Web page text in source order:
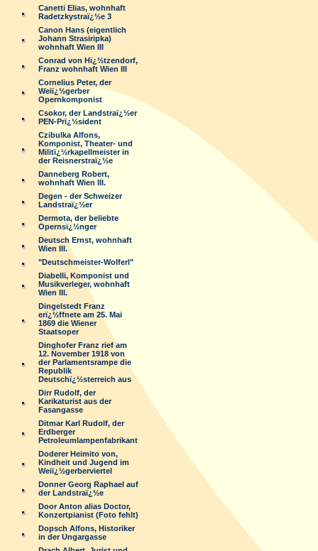
Canetti Elias, wohnhaft
Radetzkystraï¿½e 3
Canon Hans (eigentlich
Johann Strasiripka)
wohnhaft Wien III
Conrad von Hï¿½tzendorf,
Franz wohnhaft Wien III
Cornelius Peter, der
Weiï¿½gerber
Opernkomponist
Csokor, der Landstraï¿½er
PEN-Prï¿½sident
Czibulka Alfons,
Komponist, Theater- und
Militï¿½rkapellmeister in
der Reisnerstraï¿½e
Danneberg Robert,
wohnhaft Wien III.
Degen - der Schweizer
Landstraï¿½er
Dermota, der beliebte
Opernsï¿½nger
Deutsch Ernst, wohnhaft
Wien III.
"Deutschmeister-Wolferl"
Diabelli, Komponist und
Musikverleger, wohnhaft
Wien III.
Dingelstedt Franz
erï¿½ffnete am 25. Mai
1869 die Wiener
Staatsoper
Dinghofer Franz rief am
12. November 1918 von
der Parlamentsrampe die
Republik
Deutschï¿½sterreich aus
Dirr Rudolf, der
Karikaturist aus der
Fasangasse
Ditmar Karl Rudolf, der
Erdberger
Petroleumlampenfabrikant
Doderer Heimito von,
Kindheit und Jugend im
Weiï¿½gerberviertel
Donner Georg Raphael auf
der Landstraï¿½e
Door Anton alias Doctor,
Konzertpianist (Foto fehlt)
Dopsch Alfons, Historiker
in der Ungargasse